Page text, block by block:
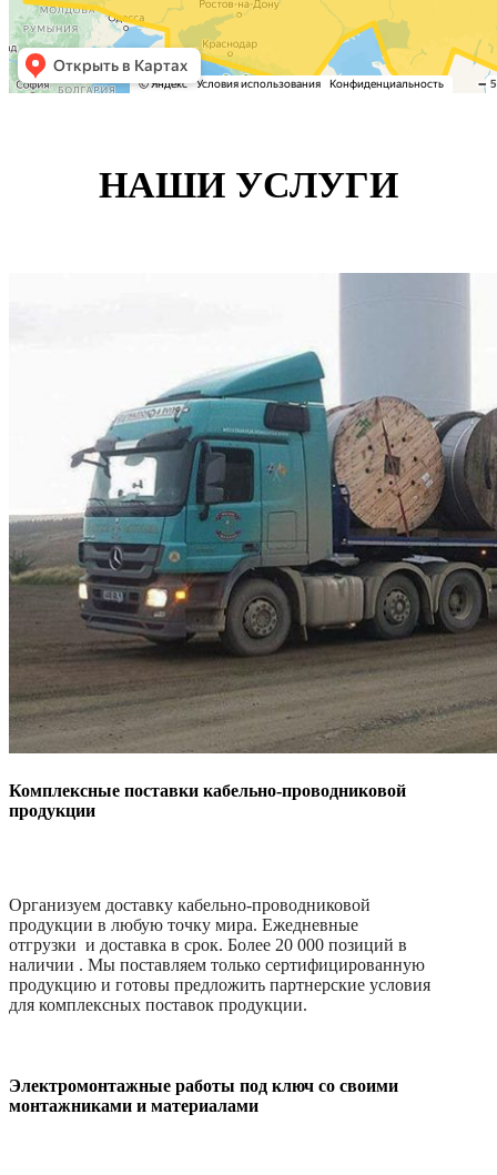
НАШИ УСЛУГИ
Комплексные поставки кабельно-проводниковой
продукции
Организуем доставку кабельно-проводниковой
продукции в любую точку мира. Ежедневные
отгрузки и доставка в срок. Более 20 000 позиций в
наличии . Мы поставляем только сертифицированную
продукцию и готовы предложить партнерские условия
для комплексных поставок продукции.
Электромонтажные работы под ключ со своими
монтажниками и материалами